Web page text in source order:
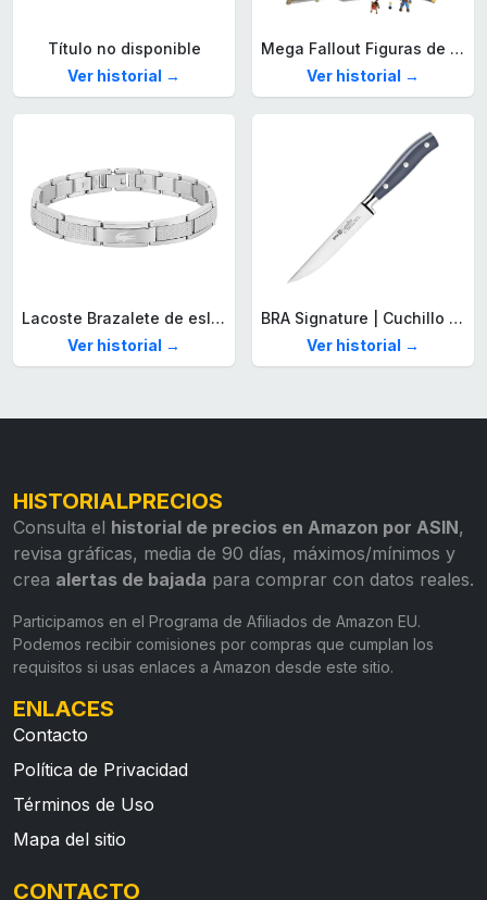
Título no disponible
Ver historial →
Mega Fallout Figuras de acción y Juguetes de construcción, Parada de Camiones Red Rocket con 824 Piezas, 2 Personajes articulados y Accesorios, para coleccionistas, HXT00
Ver historial →
Lacoste Brazalete de eslabón para Hombre Colección STENCIL de Acero inoxidable
Ver historial →
BRA Signature | Cuchillo tomatero 120 mm, Acero Inoxidable alemán forjado con Molibdeno Vanadio, Mango Remachado ABS, Diseño Ergonómico, Hoja 1,6 mm espesor
Ver historial →
HISTORIALPRECIOS
Consulta el historial de precios en Amazon por ASIN,
revisa gráficas, media de 90 días, máximos/mínimos y
crea alertas de bajada para comprar con datos reales.
Participamos en el Programa de Afiliados de Amazon EU.
Podemos recibir comisiones por compras que cumplan los
requisitos si usas enlaces a Amazon desde este sitio.
ENLACES
Contacto
Política de Privacidad
Términos de Uso
Mapa del sitio
CONTACTO